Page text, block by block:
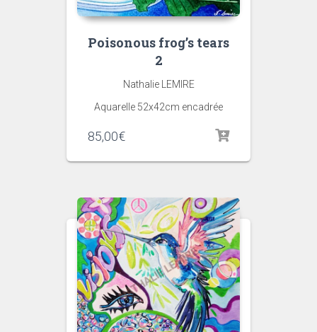
Poisonous frog’s tears
2
Nathalie LEMIRE
Aquarelle 52x42cm encadrée
85,00€